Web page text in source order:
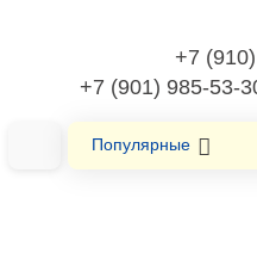
+7
+7 (901) 985-53-
Популярные